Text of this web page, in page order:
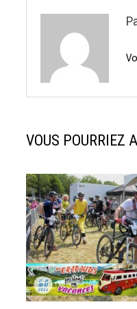
VOUS POURRIEZ